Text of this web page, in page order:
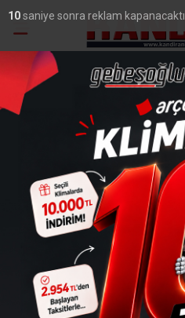
Ana Sayfa›Adliye
9saniye sonra reklam kapanacaktır.